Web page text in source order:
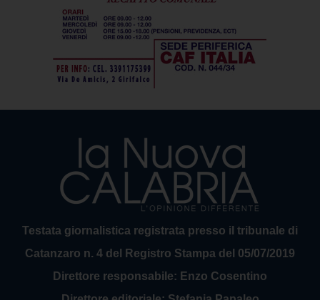
Testata giornalistica registrata presso il tribunale di
Catanzaro n. 4 del Registro Stampa del 05/07/2019
Direttore responsabile: Enzo Cosentino